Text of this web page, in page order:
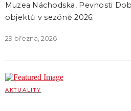
Muzea Náchodska, Pevnosti
objektů v sezóně 2026.
29 března, 2026
AKTUALITY